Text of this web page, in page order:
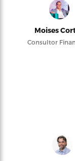
Moises
Consultor